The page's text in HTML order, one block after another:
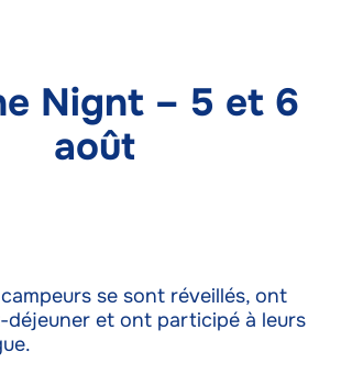
Nignt – 5 et 6
août
se sont réveillés, ont
déjeuner et ont participé à leurs